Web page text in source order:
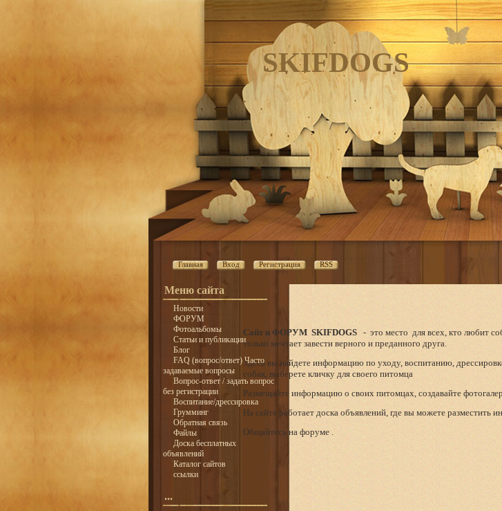
SKIFDOGS
Главная Вход Регистрация RSS
Меню сайта
Новости
ФОРУМ
Фотоальбомы
Статьи и публикации
Блог
FAQ (вопрос/ответ) Часто
задаваемые вопросы
Вопрос-ответ / задать вопрос
без регистрации
Воспитание/дрессировка
Грумминг
Обратная связь
Файлы
Доска бесплатных
объявлений
Каталог сайтов
ссылки
...
Сайт и ФОРУМ SKIFDOGS - это место для всех, кто любит
только мечтает завести верного и преданного друга.
Здесь вы найдете информацию по уходу, воспитанию,
собак, выберете кличку для своего питомца
Размещайте информацию о своих питомцах, создавайте
На сайте работает доска объявлений, где вы можете
Общайтесь на форуме .